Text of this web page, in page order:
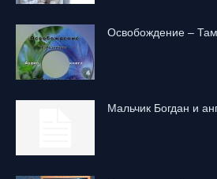
Освобождение –
Mальчик Богдан и